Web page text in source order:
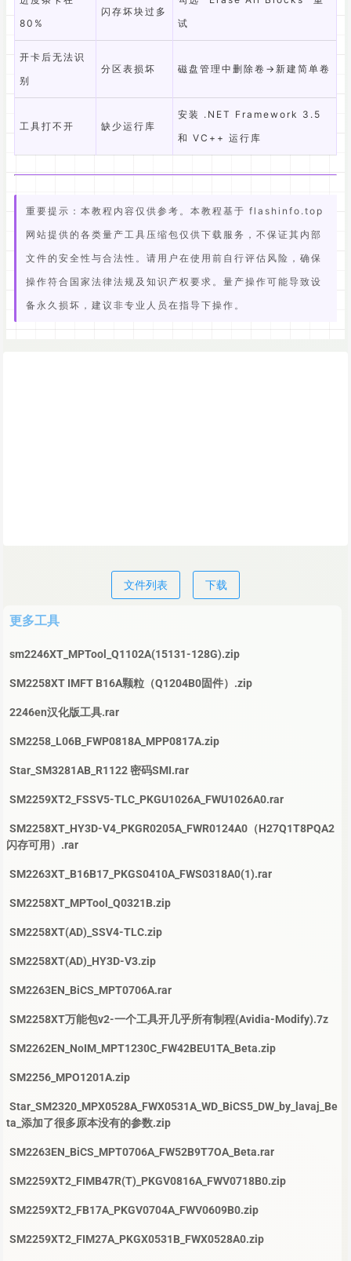
80%
闪存坏块过多
试
开卡后无法识
别
分区表损坏 磁盘管理中删除卷→新建简单卷
工具打不开 缺少运行库
安装 .NET Framework 3.5
和 VC++ 运行库
重要提示：本教程内容仅供参考。本教程基于 flashinfo.top
网站提供的各类量产工具压缩包仅供下载服务，不保证其内部
文件的安全性与合法性。请用户在使用前自行评估风险，确保
操作符合国家法律法规及知识产权要求。量产操作可能导致设
备永久损坏，建议非专业人员在指导下操作。
文件列表 下载
更多工具
sm2246XT_MPTool_Q1102A(15131-128G).zip
SM2258XT IMFT B16A颗粒（Q1204B0固件）.zip
2246en汉化版工具.rar
SM2258_L06B_FWP0818A_MPP0817A.zip
Star_SM3281AB_R1122 密码SMI.rar
SM2259XT2_FSSV5-TLC_PKGU1026A_FWU1026A0.rar
SM2258XT_HY3D-V4_PKGR0205A_FWR0124A0（H27Q1T8PQA2
闪存可用）.rar
SM2263XT_B16B17_PKGS0410A_FWS0318A0(1).rar
SM2258XT_MPTool_Q0321B.zip
SM2258XT(AD)_SSV4-TLC.zip
SM2258XT(AD)_HY3D-V3.zip
SM2263EN_BiCS_MPT0706A.rar
SM2258XT万能包v2-一个工具开几乎所有制程(Avidia-Modify).7z
SM2262EN_NoIM_MPT1230C_FW42BEU1TA_Beta.zip
SM2256_MPO1201A.zip
Star_SM2320_MPX0528A_FWX0531A_WD_BiCS5_DW_by_lavaj_Be
ta_添加了很多原本没有的参数.zip
SM2263EN_BiCS_MPT0706A_FW52B9T7OA_Beta.rar
SM2259XT2_FIMB47R(T)_PKGV0816A_FWV0718B0.zip
SM2259XT2_FB17A_PKGV0704A_FWV0609B0.zip
SM2259XT2_FIM27A_PKGX0531B_FWX0528A0.zip